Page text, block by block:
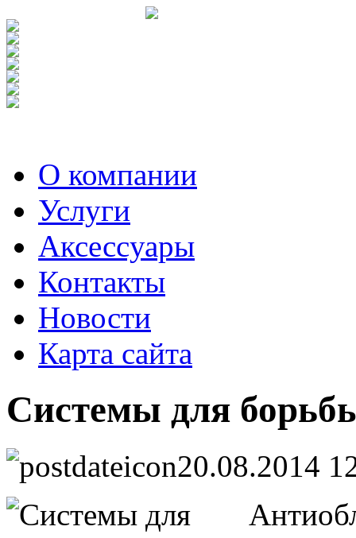
О компании
Услуги
Аксесcуары
Контакты
Новости
Карта сайта
Системы для
20.08.2014